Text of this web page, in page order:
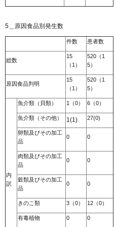
5＿原因食品別発生数
件数 患者数
総数
15
（1）
520（1
5）
原因食品判明
15
（1）
520（1
5）
内
訳
魚介類（貝類） 1（0） 6（0）
魚介類（その他） 1(1) 27(0)
卵類及びその加工
品
0 0
肉類及びその加工
品
0 0
穀類及びその加工
品
0 0
きのこ類 3（0） 12（0）
有毒植物 0 0